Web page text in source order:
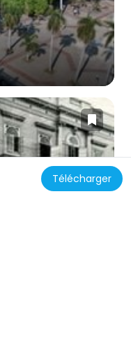
Télécharger